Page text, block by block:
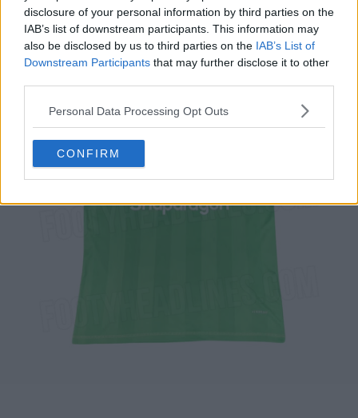
disclosure of your personal information by third parties on the
IAB’s list of downstream participants. This information may
also be disclosed by us to third parties on the IAB’s List of
Downstream Participants that may further disclose it to other
Personal Data Processing Opt Outs
CONFIRM